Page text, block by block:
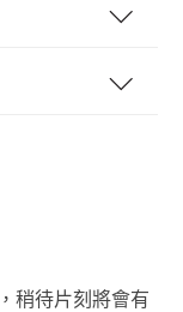
稍待片刻將會有